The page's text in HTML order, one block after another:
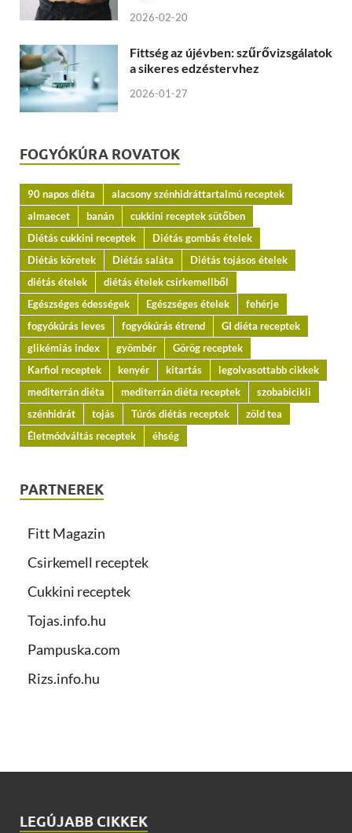
2026-02-20
Fittség az újévben: szűrővizsgálatok
a sikeres edzéstervhez
2026-01-27
FOGYÓKÚRA ROVATOK
90 napos diéta
alacsony szénhidráttartalmú receptek
almaecet
banán
cukkini receptek sütőben
Diétás cukkini receptek
Diétás gombás ételek
Diétás köretek
Diétás saláta
Diétás tojásos ételek
diétás ételek
diétás ételek csirkemellből
Egészséges édességek
Egészséges ételek
fehérje
fogyókúrás leves
fogyókúrás étrend
GI diéta receptek
glikémiás index
gyömbér
Görög receptek
Karfiol receptek
kenyér kitartás
legolvasottabb cikkek
mediterrán diéta
mediterrán diéta receptek
szobabicikli
szénhidrát
tojás Túrós diétás receptek
zöld tea
Életmódváltás receptek
éhség
PARTNEREK
Fitt Magazin
Csirkemell receptek
Cukkini receptek
Tojas.info.hu
Pampuska.com
Rizs.info.hu
LEGÚJABB CIKKEK